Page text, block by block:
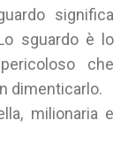
significa
sguardo è lo
che
dimenticarlo.
milionaria e